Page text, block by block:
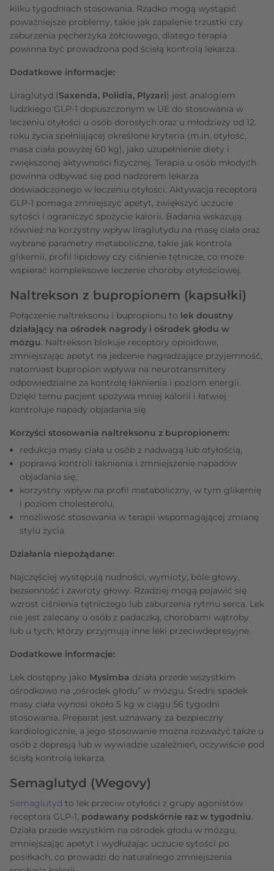
kilku tygodniach stosowania. Rzadko mogą wystąpić
poważniejsze problemy, takie jak zapalenie trzustki czy
zaburzenia pęcherzyka żółciowego, dlatego terapia
powinna być prowadzona pod ścisłą kontrolą lekarza.
Dodatkowe informacje:
Liraglutyd (Saxenda, Polidia, Plyzari) jest analogiem
ludzkiego GLP-1 dopuszczonym w UE do stosowania w
leczeniu otyłości u osób dorosłych oraz u młodzieży od 12.
roku życia spełniającej określone kryteria (m.in. otyłość,
masa ciała powyżej 60 kg), jako uzupełnienie diety i
zwiększonej aktywności fizycznej. Terapia u osób młodych
powinna odbywać się pod nadzorem lekarza
doświadczonego w leczeniu otyłości. Aktywacja receptora
GLP-1 pomaga zmniejszyć apetyt, zwiększyć uczucie
sytości i ograniczyć spożycie kalorii. Badania wskazują
również na korzystny wpływ liraglutydu na masę ciała oraz
wybrane parametry metaboliczne, takie jak kontrola
glikemii, profil lipidowy czy ciśnienie tętnicze, co może
wspierać kompleksowe leczenie choroby otyłościowej.
Naltrekson z bupropionem (kapsułki)
Połączenie naltreksonu i bupropionu to lek doustny
działający na ośrodek nagrody i ośrodek głodu w
mózgu. Naltrekson blokuje receptory opioidowe,
zmniejszając apetyt na jedzenie nagradzające przyjemność,
natomiast bupropion wpływa na neurotransmitery
odpowiedzialne za kontrolę łaknienia i poziom energii.
Dzięki temu pacjent spożywa mniej kalorii i łatwiej
kontroluje napady objadania się.
Korzyści stosowania naltreksonu z bupropionem:
redukcja masy ciała u osób z nadwagą lub otyłością,
poprawa kontroli łaknienia i zmniejszenie napadów
objadania się,
korzystny wpływ na profil metaboliczny, w tym glikemię
i poziom cholesterolu,
możliwość stosowania w terapii wspomagającej zmianę
stylu życia.
Działania niepożądane:
Najczęściej występują nudności, wymioty, bóle głowy,
bezsenność i zawroty głowy. Rzadziej mogą pojawić się
wzrost ciśnienia tętniczego lub zaburzenia rytmu serca. Lek
nie jest zalecany u osób z padaczką, chorobami wątroby
lub u tych, którzy przyjmują inne leki przeciwdepresyjne.
Dodatkowe informacje:
Lek dostępny jako Mysimba działa przede wszystkim
ośrodkowo na „ośrodek głodu” w mózgu. Średni spadek
masy ciała wynosi około 5 kg w ciągu 56 tygodni
stosowania. Preparat jest uznawany za bezpieczny
kardiologicznie, a jego stosowanie można rozważyć także u
osób z depresją lub w wywiadzie uzależnień, oczywiście pod
ścisłą kontrolą lekarza.
Semaglutyd (Wegovy)
Semaglutyd to lek przeciw otyłości z grupy agonistów
receptora GLP‑1, podawany podskórnie raz w tygodniu.
Działa przede wszystkim na ośrodek głodu w mózgu,
zmniejszając apetyt i wydłużając uczucie sytości po
posiłkach, co prowadzi do naturalnego zmniejszenia